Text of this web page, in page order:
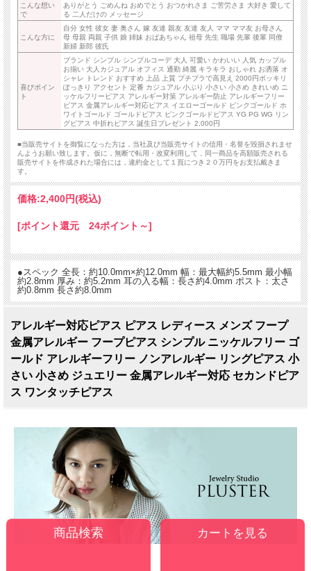
こんな想い
で
ありがとう ごめんね おめでとう おつかれさま ご苦労さま 大好き 愛して
る 二人だけの メッセージ
こんな方に
自分 女性 彼女 妻 奥さん 嫁 友達 親友 友達 友人 ママ ママ友 お母さん
母 母親 両親 子供 娘 姉妹 おばあちゃん 祖母 先生 職場 先輩 後輩 同僚
新婦 新郎 彼氏
喜びポイン
ト
ブランド シンプル シンプルコーデ 大人 可愛い かわいい 人気 カップル
お揃い 大人カジュアル オフィス 通勤 綺麗 キラキラ おしゃれ お洒落 オ
シャレ トレンド おすすめ 上品 上質 プチプラで高見え 2000円ポッキリ
ぽっきり アクセント 定番 カジュアル 小ぶり 小さい 小さめ きれいめ ニ
ッケルフリーピアス アレルギー対策 アレルギー防止 アレルギーフリー
ピアス 金属アレルギー対応ピアス イエローゴールド ピンクゴールド ホ
ワイトゴールド ゴールドピアス ピンクゴールドピアス YG PG WG リン
グピアス 中折れピアス 誕生日プレゼント 2,000円
■当販売サイトを御覧になった方は，当社及び当販売サイトの信用・名誉を毀損されませ
んようお願い致します。仮に，無断で転用・改変利用して，同一商品を高額販売される
販売サイトを作成された場合には，違約金として１頁につき２０万円をお支払戴きま
す。
価格:2,400円(税込)
[ポイント還元 24ポイント～]
●スペック 全長：約10.0mm×約12.0mm 幅：最大幅約5.5mm 最小幅
約2.8mm 厚み：約5.2mm 耳の入る幅：長さ約4.0mm ポスト：太さ
約0.8mm 長さ約8.0mm
アレルギー対応ピアス ピアス レディース メンズ フープ
金属アレルギー フープピアス シンプル ニッケルフリー ゴ
ールド アレルギーフリー ノンアレルギー リングピアス 小
さい 小さめ ジュエリー 金属アレルギー対応 セカンドピア
ス ワンタッチピアス
カートを見る